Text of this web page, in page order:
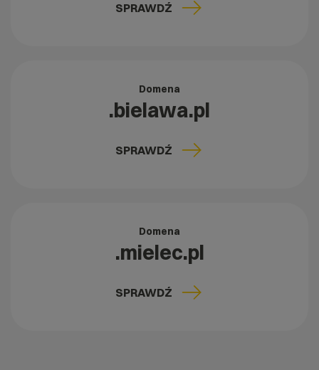
SPRAWDŹ
Domena
.bielawa.pl
SPRAWDŹ
Domena
.mielec.pl
SPRAWDŹ